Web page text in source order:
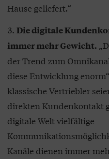
Hause geliefert.“
Die digitale
immer mehr Gewicht.
der Trend zum
diese Entwicklung
klassische Vertriebler
direkten Kundenkontakt
digitale Welt vielfältige
Kanäle dienen immer